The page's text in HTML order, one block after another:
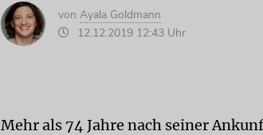
von Ayala Goldmann
12.12.2019 12:43 Uhr
Mehr als 74 Jahre nach seiner